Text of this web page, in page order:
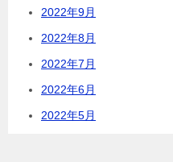
2022年9月
2022年8月
2022年7月
2022年6月
2022年5月